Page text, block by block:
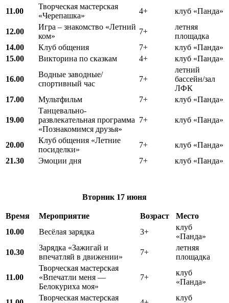
11.00
Творческая мастерская
«Черепашка»
4+ клуб «Панда»
12.00
Игра – знакомство «Летний
ком»
7+
летняя
площадка
14.00
Клуб общения 7+
клуб «Панда»
15.00
Викторина по сказкам 4+ клуб «Панда»
16.00
Водные заводные/
спортивный час
7+
летний
бассейн/зал
ЛФК
17.00
Мультфильм 7+ клуб «Панда»
19.00
Танцевально-
развлекательная программа
«Познакомимся друзья»
7+ клуб «Панда»
20.00
Клуб общения «Летние
посиделки»
7+
клуб «Панда»
21.30
Эмоции дня 7+ клуб «Панда»
Вторник 17 июня
Время Мероприятие Возраст
Место
10.00
Весёлая зарядка 3+
клуб
«Панда»
10.30
Зарядка «Зажигай и
впечатляй в движении»
7+
летняя
площадка
11.00
Творческая мастерская
«Впечатли меня —
Белокуриха моя»
7+
клуб
«Панда»
Творческая мастерская
клуб